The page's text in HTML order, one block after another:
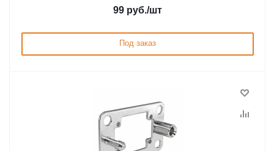
99 руб./шт
Под заказ